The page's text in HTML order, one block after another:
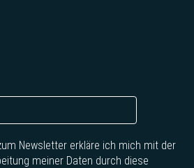
Newsletter erkläre ich mich mit der
meiner Daten durch diese